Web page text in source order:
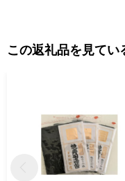
この返礼品を見てい